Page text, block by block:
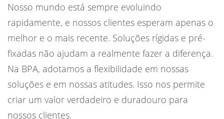
Nosso mundo está sempre evoluindo
rapidamente, e nossos clientes esperam apenas o
melhor e o mais recente. Soluções rígidas e pré-
fixadas não ajudam a realmente fazer a diferença.
Na BPA, adotamos a flexibilidade em nossas
soluções e em nossas atitudes. Isso nos permite
criar um valor verdadeiro e duradouro para
nossos clientes.